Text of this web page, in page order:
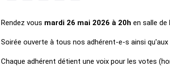
Rendez vous mardi 26 mai 2026 à 20h en salle de
Soirée ouverte à tous nos adhérent-e-s ainsi
Chaque adhérent détient une voix pour les votes